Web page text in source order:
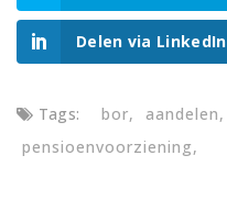
Delen via LinkedIn
Tags: bor aandelen
pensioenvoorziening